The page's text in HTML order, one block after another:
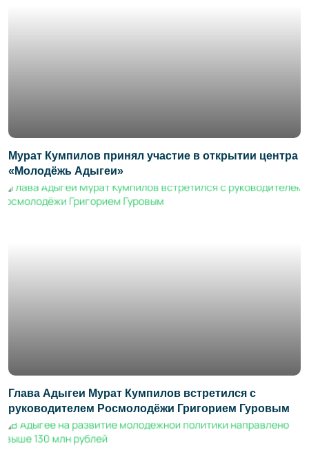
Мурат Кумпилов принял участие в открытии центра
«Молодёжь Адыгеи»
Глава Адыгеи Мурат Кумпилов встретился с
руководителем Росмолодёжи Григорием Гуровым